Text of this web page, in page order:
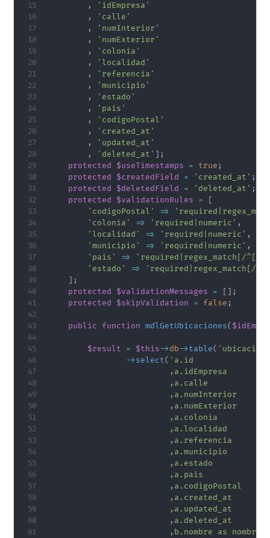
,
'idEmpresa'
,
'calle'
,
'numInterior'
,
'numExterior'
,
'colonia'
,
'localidad'
,
'referencia'
,
'municipio'
,
'estado'
,
'pais'
,
'codigoPostal'
,
'created_at'
,
'updated_at'
,
'deleted_at' ] ;
protected
$useTimestamps = true ;
protected
$createdField = 'created_at' ;
protected
$deletedField = 'deleted_at' ;
protected
$validationRules =
[
'codigoPostal'
=>
'colonia'
=> 'required|numeric' ,
'localidad'
=> 'required|numeric' ,
'municipio'
=> 'required|numeric' ,
'pais'
=>
'required|regex_match[/
'estado'
=>
'required|regex_match[/
] ;
protected
$validationMessages = [ ] ;
protected
$skipValidation = false ;
public function mdlGetUbicaciones(
$result = $this->db->table(
->select( 'a.id
                         ,a.idEmpresa
                         ,a.calle
                         ,a.numInterior
                         ,a.numExterior
                         ,a.colonia
                         ,a.localidad
                         ,a.referencia
                         ,a.municipio
                         ,a.estado
                         ,a.pais
                         ,a.codigoPostal
                         ,a.created_at
                         ,a.updated_at
                         ,a.deleted_at
,b.nombre as